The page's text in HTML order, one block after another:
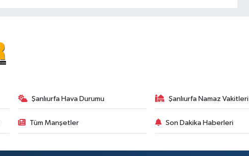
Şanlıurfa Hava Durumu Şanlıurfa Namaz Vakitleri
Tüm Manşetler Son Dakika Haberleri